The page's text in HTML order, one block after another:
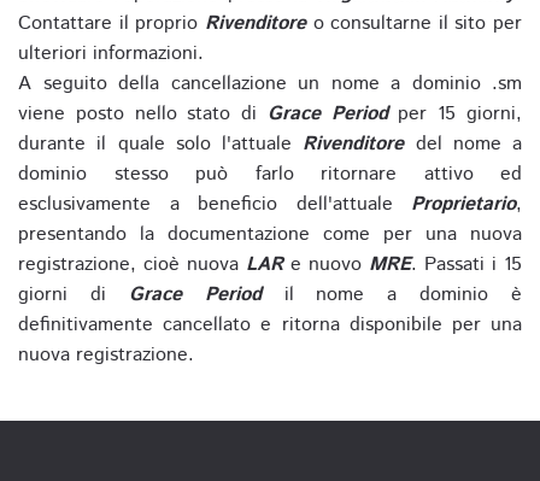
Contattare il proprio Rivenditoreo consultarne il sito per
ulteriori informazioni.
A seguito della cancellazione un nome a dominio .sm
viene posto nello stato di Grace Periodper 15 giorni,
durante il quale solo l'attuale Rivenditoredel nome a
dominio stesso può farlo ritornare attivo ed
esclusivamente a beneficio dell'attuale Proprietario,
presentando la documentazione come per una nuova
registrazione, cioè nuova LARe nuovo MRE. Passati i 15
giorni di Grace Periodil nome a dominio è
definitivamente cancellato e ritorna disponibile per una
nuova registrazione.